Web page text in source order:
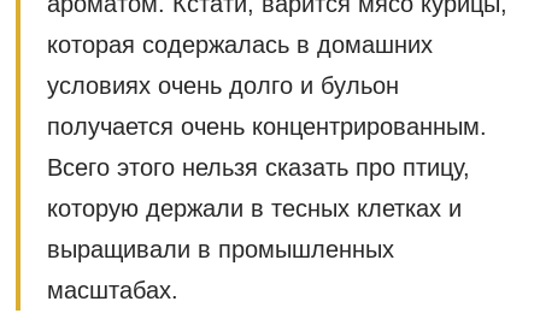
которая содержалась в домашних
условиях очень долго и бульон
получается очень концентрированным.
Всего этого нельзя сказать про птицу,
которую держали в тесных клетках и
выращивали в промышленных
масштабах.